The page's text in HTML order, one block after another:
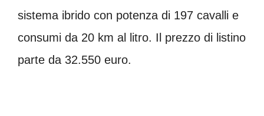
sistema ibrido con potenza di 197 cavalli e
consumi da 20 km al litro. Il prezzo di listino
parte da 32.550 euro.